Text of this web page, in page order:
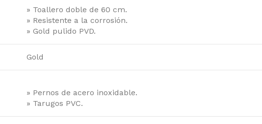
» Toallero doble de 60 cm.
» Resistente a la corrosión.
» Gold pulido PVD.
Gold
» Pernos de acero inoxidable.
» Tarugos PVC.